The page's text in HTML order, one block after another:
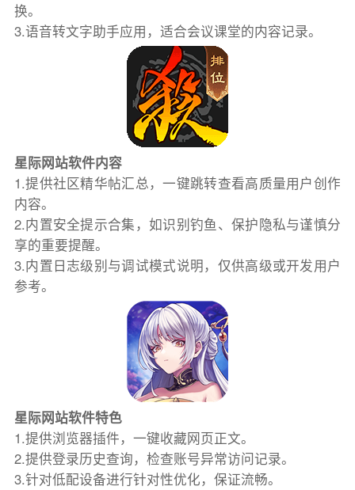
换。
3.语音转文字助手应用，适合会议课堂的内容记录。
星际网站软件内容
1.提供社区精华帖汇总，一键跳转查看高质量用户创作
内容。
2.内置安全提示合集，如识别钓鱼、保护隐私与谨慎分
享的重要提醒。
3.内置日志级别与调试模式说明，仅供高级或开发用户
参考。
星际网站软件特色
1.提供浏览器插件，一键收藏网页正文。
2.提供登录历史查询，检查账号异常访问记录。
3.针对低配设备进行针对性优化，保证流畅。